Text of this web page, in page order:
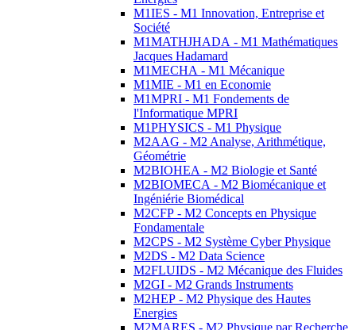
M1IES - M1 Innovation, Entreprise et
Société
M1MATHJHADA - M1 Mathématiques
Jacques Hadamard
M1MECHA - M1 Mécanique
M1MIE - M1 en Economie
M1MPRI - M1 Fondements de
l'Informatique MPRI
M1PHYSICS - M1 Physique
M2AAG - M2 Analyse, Arithmétique,
Géométrie
M2BIOHEA - M2 Biologie et Santé
M2BIOMECA - M2 Biomécanique et
Ingéniérie Biomédical
M2CFP - M2 Concepts en Physique
Fondamentale
M2CPS - M2 Système Cyber Physique
M2DS - M2 Data Science
M2FLUIDS - M2 Mécanique des Fluides
M2GI - M2 Grands Instruments
M2HEP - M2 Physique des Hautes
Energies
M2MARES - M2 Physique par Recherche